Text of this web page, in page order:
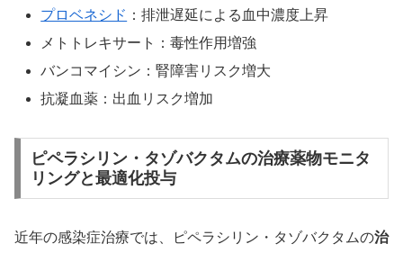
プロベネシド ：排泄遅延による血中濃度上昇
メトトレキサート：毒性作用増強
バンコマイシン：腎障害リスク増大
抗凝血薬：出血リスク増加
ピペラシリン・タゾバクタムの治療薬物モニタ
リングと最適化投与
近年の感染症治療では、ピペラシリン・タゾバクタムの治